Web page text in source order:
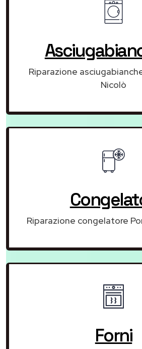
Riparazione
Nicolò
Riparazione congelatore
Forni